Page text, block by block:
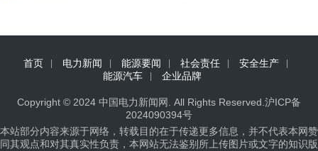
首页 电力新闻 能源要闻 社会责任
安全生产
能源汽车
企业品牌
Copyright © 2024 中国电力新闻网. All Rights Reserved.沪ICP备
2024090394号
本站部分内容来源于网络，转载目的在于传递更多信息，并不代表本网赞
同其观点和对其真实性负责，本网站无法鉴别所上传图片或文字的知识版